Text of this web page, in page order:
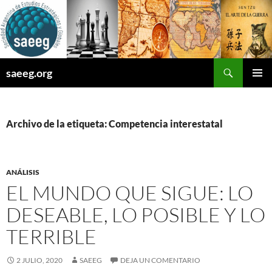
Saltar
al
contenido
saeeg.org
Archivo de la etiqueta: Competencia interestatal
ANÁLISIS
EL MUNDO QUE SIGUE: LO
DESEABLE, LO POSIBLE Y LO
TERRIBLE
2 JULIO, 2020 SAEEG DEJA UN COMENTARIO